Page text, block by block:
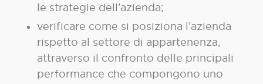
le strategie dell’azienda;
verificare come si posiziona l’azienda
rispetto al settore di appartenenza,
attraverso il confronto delle principali
performance che compongono uno